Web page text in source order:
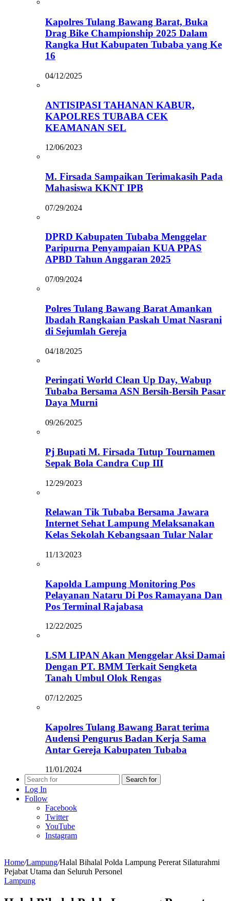
Kapolres Tulang Bawang Barat, Buka
Drag Bike Championship 2025 Dalam
Rangka Hut Kabupaten Tubaba yang Ke
16
04/12/2025
ANTISIPASI TAHANAN KABUR,
KAPOLRES TUBABA CEK
KEAMANAN SEL
12/06/2023
M. Firsada Sampaikan Terimakasih Pada
Mahasiswa KKNT IPB
07/29/2024
DPRD Kabupaten Tubaba Menggelar
Paripurna Penyampaian KUA PPAS
APBD Tahun Anggaran 2025
07/09/2024
Polres Tulang Bawang Barat Amankan
Ibadah Rangkaian Paskah Umat Nasrani
di Sejumlah Gereja
04/18/2025
Peringati World Clean Up Day, Wabup
Tubaba Bersama ASN Bersih-Bersih Pasar
Daya Murni
09/26/2025
Pj Bupati M. Firsada Tutup Tournamen
Sepak Bola Candra Cup III
12/29/2023
Relawan Tik Tubaba Bersama Jawara
Internet Sehat Lampung Melaksanakan
Kelas Sekolah Kebangsaan Tular Nalar
11/13/2023
Kapolda Lampung Monitoring Pos
Pelayanan Nataru Di Pos Ramayana Dan
Pos Terminal Rajabasa
12/22/2025
LSM LIPAN Akan Menggelar Aksi Damai
Dengan PT. BMM Terkait Sengketa
Tanah Umbul Olok Rengas
07/12/2025
Kapolres Tulang Bawang Barat terima
Audensi Pengurus Badan Kerja Sama
Antar Gereja Kabupaten Tubaba
11/01/2024
Search for
Log In
Follow
Facebook
Twitter
YouTube
Instagram
Home/Lampung/Halal Bihalal Polda Lampung Pererat Silaturahmi
Pejabat Utama dan Seluruh Personel
Lampung